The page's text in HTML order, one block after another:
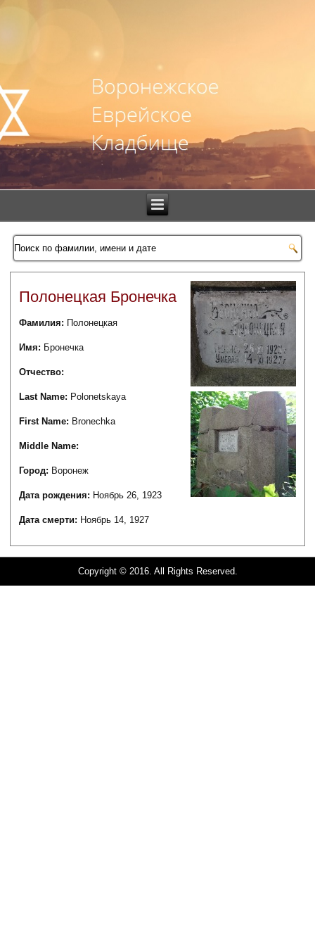
Полонецкая Бронечка
Фамилия: Полонецкая
Имя: Бронечка
Отчество:
Last Name: Polonetskaya
First Name: Bronechka
Middle Name:
Город: Воронеж
Дата рождения: Ноябрь 26, 1923
Дата смерти: Ноябрь 14, 1927
Copyright © 2016. All Rights Reserved.